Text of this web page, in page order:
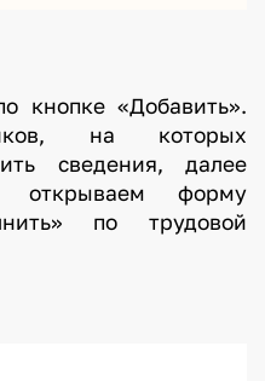
кнопке «Добавить».
на которых
сведения, далее
форму
по трудовой